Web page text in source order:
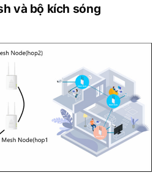
và bộ kích sóng